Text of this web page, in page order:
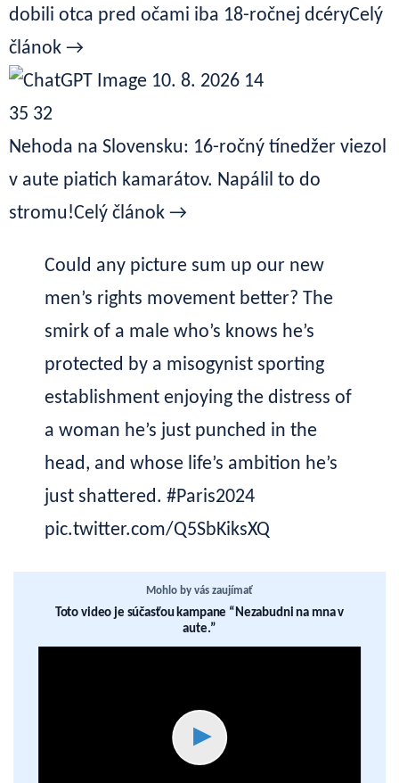
dobili otca pred očami iba 18-ročnej dcéryCelý
článok →
Nehoda na Slovensku: 16-ročný tínedžer viezol
v aute piatich kamarátov. Napálil to do
stromu!Celý článok →
Could any picture sum up our new
men’s rights movement better? The
smirk of a male who’s knows he’s
protected by a misogynist sporting
establishment enjoying the distress of
a woman he’s just punched in the
head, and whose life’s ambition he’s
just shattered. #Paris2024
pic.twitter.com/Q5SbKiksXQ
Mohlo by vás zaujímať
Toto video je súčasťou kampane “Nezabudni na mna v
aute.”
▶